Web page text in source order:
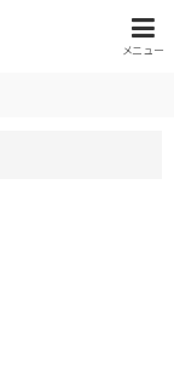
メニュー